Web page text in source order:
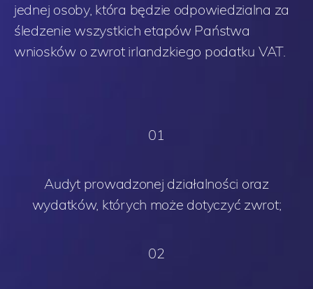
jednej osoby, która będzie odpowiedzialna za
śledzenie wszystkich etapów Państwa
wniosków o zwrot irlandzkiego podatku VAT.
01
Audyt prowadzonej działalności oraz
wydatków, których może dotyczyć zwrot;
02